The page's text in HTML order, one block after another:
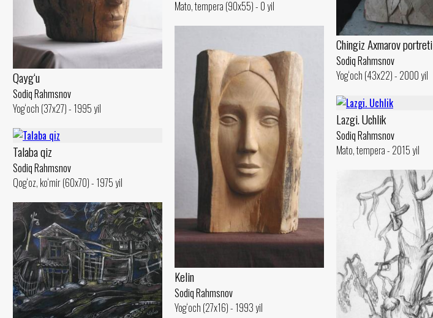
Mato, tempera (90x55) - 0 yil
Chingiz Axmarov portreti
Sodiq Rahmsnov
Yog‘och (43x22) - 2000 yil
Qayg‘u
Sodiq Rahmsnov
Yog‘och (37x27) - 1995 yil
Kelin
Sodiq Rahmsnov
Yog‘och (27x16) - 1993 yil
Lazgi. Uchlik
Sodiq Rahmsnov
Mato, tempera - 2015 yil
Talaba qiz
Sodiq Rahmsnov
Qog‘oz, ko‘mir (60x70) - 1975 yil